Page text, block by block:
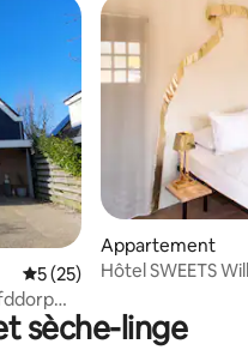
: 4,55 sur 5
appréciés
Évaluation moyenne sur la
5 (25)
Appartement
Hôtel SWEETS
sèche-linge